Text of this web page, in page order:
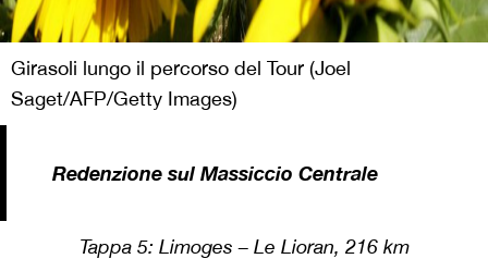
Girasoli lungo il percorso del Tour (Joel
Saget/AFP/Getty Images)
Redenzione sul Massiccio Centrale
Tappa 5: Limoges – Le Lioran, 216 km